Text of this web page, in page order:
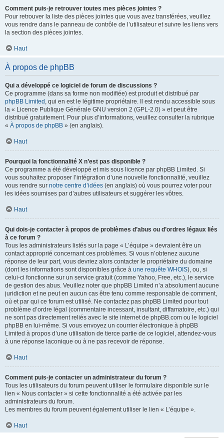
Comment puis-je retrouver toutes mes pièces jointes ?
Pour retrouver la liste des pièces jointes que vous avez transférées, veuillez
vous rendre dans le panneau de contrôle de l’utilisateur et suivre les liens vers
la section des pièces jointes.
Haut
À propos de phpBB
Qui a développé ce logiciel de forum de discussions ?
Ce programme (dans sa forme non modifiée) est produit et distribué par
phpBB Limited , qui en est le légitime propriétaire. Il est rendu accessible sous
la « Licence Publique Générale GNU version 2 (GPL-2.0) » et peut être
distribué gratuitement. Pour plus d’informations, veuillez consulter la rubrique
« À propos de phpBB » (en anglais).
Haut
Pourquoi la fonctionnalité X n’est pas disponible ?
Ce programme a été développé et mis sous licence par phpBB Limited. Si
vous souhaitez proposer l’intégration d’une nouvelle fonctionnalité, veuillez
vous rendre sur notre centre d’idées (en anglais) où vous pourrez voter pour
les idées soumises par d’autres utilisateurs et suggérer les vôtres.
Haut
Qui dois-je contacter à propos de problèmes d’abus ou d’ordres légaux liés
à ce forum ?
Tous les administrateurs listés sur la page « L’équipe » devraient être un
contact approprié concernant ces problèmes. Si vous n’obtenez aucune
réponse de leur part, vous devriez alors contacter le propriétaire du domaine
(dont les informations sont disponibles grâce à une requête WHOIS), ou, si
celui-ci fonctionne sur un service gratuit (comme Yahoo, Free, etc.), le service
de gestion des abus. Veuillez noter que phpBB Limited n’a absolument aucune
juridiction et ne peut en aucun cas être tenu comme responsable de comment,
où et par qui ce forum est utilisé. Ne contactez pas phpBB Limited pour tout
problème d’ordre légal (commentaire incessant, insultant, diffamatoire, etc.) qui
ne sont pas directement reliés avec le site internet de phpBB.com ou le logiciel
phpBB en lui-même. Si vous envoyez un courrier électronique à phpBB
Limited à propos d’une utilisation de tierce partie de ce logiciel, attendez-vous
à une réponse laconique ou à ne pas recevoir de réponse.
Haut
Comment puis-je contacter un administrateur du forum ?
Tous les utilisateurs du forum peuvent utiliser le formulaire disponible sur le
lien « Nous contacter » si cette fonctionnalité a été activée par les
administrateurs du forum.
Les membres du forum peuvent également utiliser le lien « L’équipe ».
Haut